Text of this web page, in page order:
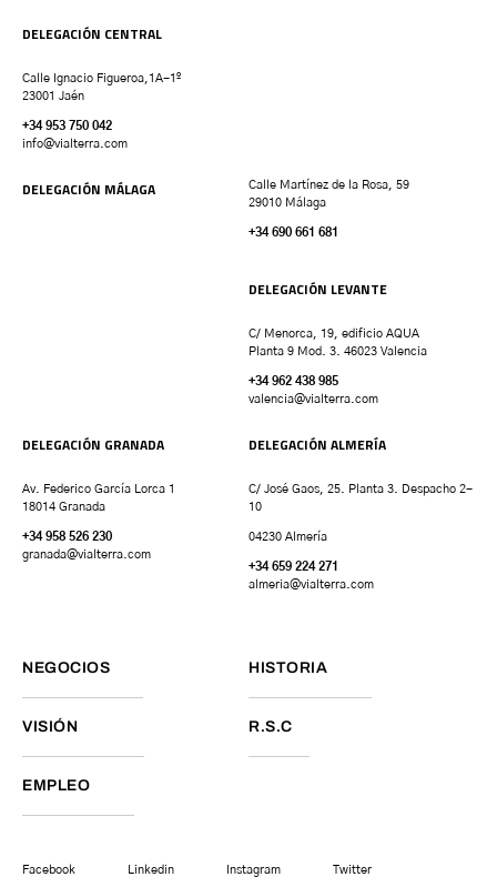
DELEGACIÓN CENTRAL
Calle Ignacio Figueroa,1A-1º
23001 Jaén
+34 953 750 042
info@vialterra.com
DELEGACIÓN MÁLAGA
Calle Martínez de la Rosa, 59
29010 Málaga
+34 690 661 681
DELEGACIÓN LEVANTE
C/ Menorca, 19, edificio AQUA
Planta 9 Mod. 3. 46023 Valencia
+34 962 438 985
valencia@vialterra.com
DELEGACIÓN GRANADA
Av. Federico García Lorca 1
18014 Granada
+34 958 526 230
granada@vialterra.com
DELEGACIÓN ALMERÍA
C/ José Gaos, 25. Planta 3. Despacho 2-
10
04230 Almería
+34 659 224 271
almeria@vialterra.com
NEGOCIOS HISTORIA
VISIÓN R.S.C
EMPLEO
Facebook Linkedin Instagram Twitter